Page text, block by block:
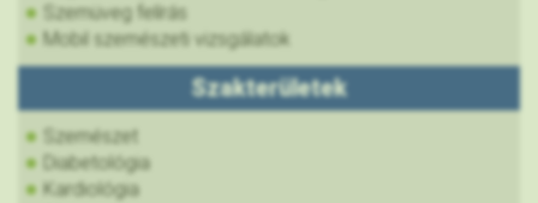
Szemüveg felírás
Mobil szemészeti vizsgálatok
Szakterületek
Szemészet
Diabetológia
Kardiológia